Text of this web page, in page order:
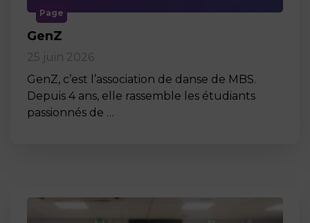
Page
GenZ
25 juin 2026
GenZ, c’est l’association de danse de MBS.
Depuis 4 ans, elle rassemble les étudiants
passionnés de …